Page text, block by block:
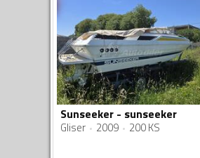
Sunseeker - sunseeker
Gliser 2009 200 KS